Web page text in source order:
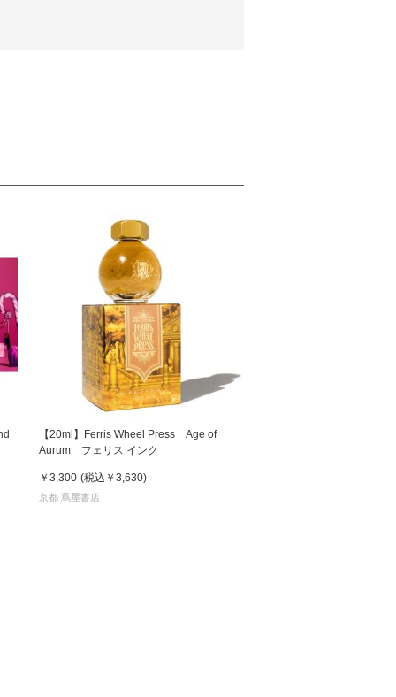
【20ml】Ferris Wheel Press Age of
Aurum フェリス インク
￥3,300 (税込 ￥3,630)
京都 蔦屋書店